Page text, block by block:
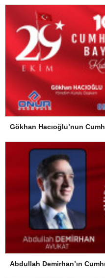
Gökhan Hacıoğlu’nun
Abdullah Demirhan’ın